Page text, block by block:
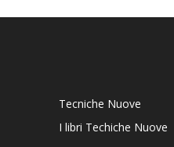
Tecniche Nuove
I libri Techiche Nuove